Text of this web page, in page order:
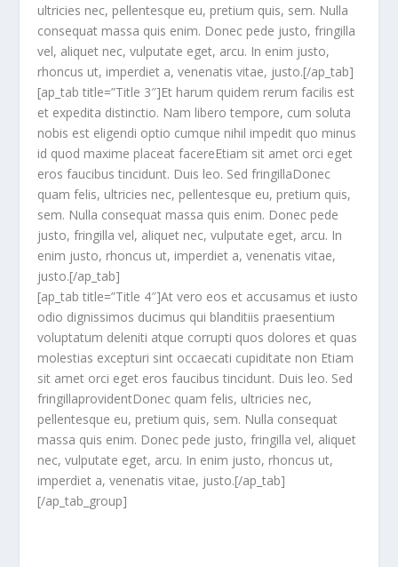
ultricies nec, pellentesque eu, pretium quis, sem. Nulla
consequat massa quis enim. Donec pede justo, fringilla
vel, aliquet nec, vulputate eget, arcu. In enim justo,
rhoncus ut, imperdiet a, venenatis vitae, justo.[/ap_tab]
[ap_tab title=”Title 3″]Et harum quidem rerum facilis est
et expedita distinctio. Nam libero tempore, cum soluta
nobis est eligendi optio cumque nihil impedit quo minus
id quod maxime placeat facereEtiam sit amet orci eget
eros faucibus tincidunt. Duis leo. Sed fringillaDonec
quam felis, ultricies nec, pellentesque eu, pretium quis,
sem. Nulla consequat massa quis enim. Donec pede
justo, fringilla vel, aliquet nec, vulputate eget, arcu. In
enim justo, rhoncus ut, imperdiet a, venenatis vitae,
justo.[/ap_tab]
[ap_tab title=”Title 4″]At vero eos et accusamus et iusto
odio dignissimos ducimus qui blanditiis praesentium
voluptatum deleniti atque corrupti quos dolores et quas
molestias excepturi sint occaecati cupiditate non Etiam
sit amet orci eget eros faucibus tincidunt. Duis leo. Sed
fringillaprovidentDonec quam felis, ultricies nec,
pellentesque eu, pretium quis, sem. Nulla consequat
massa quis enim. Donec pede justo, fringilla vel, aliquet
nec, vulputate eget, arcu. In enim justo, rhoncus ut,
imperdiet a, venenatis vitae, justo.[/ap_tab]
[/ap_tab_group]